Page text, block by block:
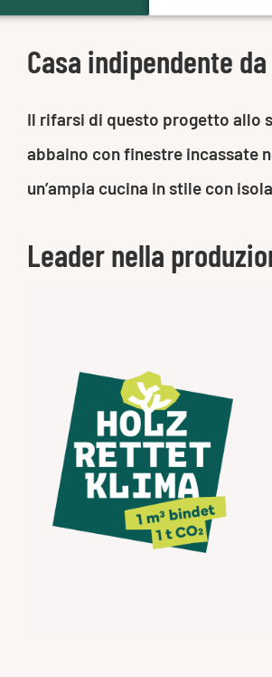
Casa indipendente
Il rifarsi di questo progetto allo
abbaino con finestre incassate
un’ampia cucina in stile con
Leader nella